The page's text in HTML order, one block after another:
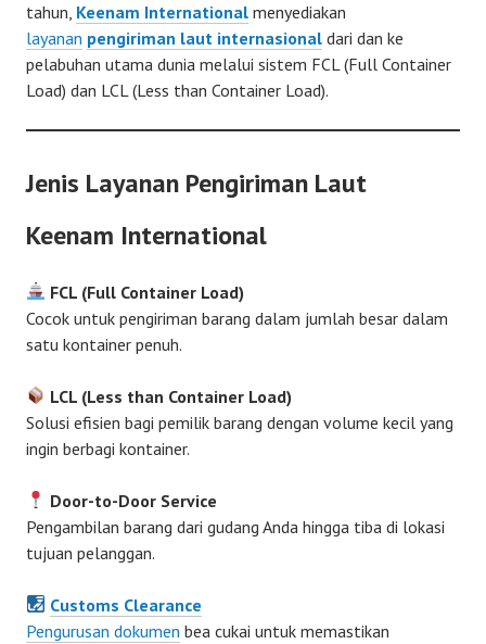
tahun, Keenam International menyediakan
layanan pengiriman laut internasional dari dan ke
pelabuhan utama dunia melalui sistem FCL (Full Container
Load) dan LCL (Less than Container Load).
Jenis Layanan Pengiriman Laut
Keenam International
FCL (Full Container Load)
Cocok untuk pengiriman barang dalam jumlah besar dalam
satu kontainer penuh.
LCL (Less than Container Load)
Solusi efisien bagi pemilik barang dengan volume kecil yang
ingin berbagi kontainer.
Door-to-Door Service
Pengambilan barang dari gudang Anda hingga tiba di lokasi
tujuan pelanggan.
Customs Clearance
Pengurusan dokumen bea cukai untuk memastikan